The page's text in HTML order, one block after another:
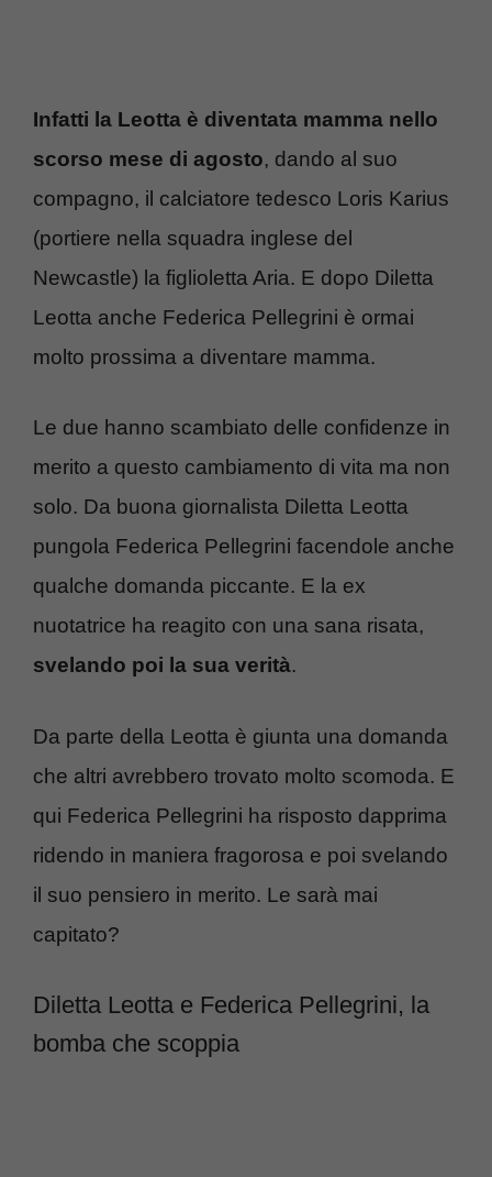
Infatti la Leotta è diventata mamma nello
scorso mese di agosto, dando al suo
compagno, il calciatore tedesco Loris Karius
(portiere nella squadra inglese del
Newcastle) la figlioletta Aria. E dopo Diletta
Leotta anche Federica Pellegrini è ormai
molto prossima a diventare mamma.
Le due hanno scambiato delle confidenze in
merito a questo cambiamento di vita ma non
solo. Da buona giornalista Diletta Leotta
pungola Federica Pellegrini facendole anche
qualche domanda piccante. E la ex
nuotatrice ha reagito con una sana risata,
svelando poi la sua verità.
Da parte della Leotta è giunta una domanda
che altri avrebbero trovato molto scomoda. E
qui Federica Pellegrini ha risposto dapprima
ridendo in maniera fragorosa e poi svelando
il suo pensiero in merito. Le sarà mai
capitato?
Diletta Leotta e Federica Pellegrini, la
bomba che scoppia